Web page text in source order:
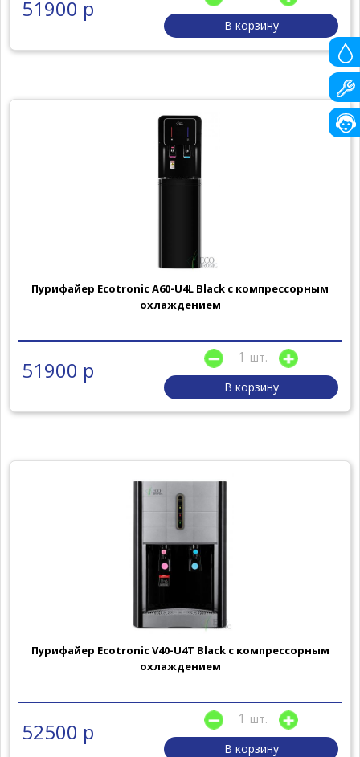
51900 р
В корзину
Пурифайер Ecotronic A60-U4L Black с компрессорным
охлаждением
51900 р
шт.
В корзину
Пурифайер Ecotronic V40-U4T Black с компрессорным
охлаждением
52500 р
шт.
В корзину